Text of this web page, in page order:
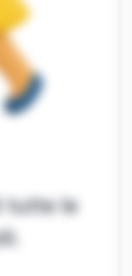
tutte le